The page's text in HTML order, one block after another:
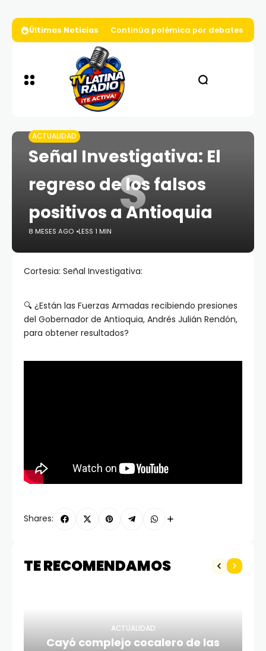
Últimas Noticias Continúa polémica por debates
S
ACTUALIDAD
Señal Investigativa: El
regreso de los falsos
positivos a Antioquia
8 MESES AGO LESS 1 MIN
Cortesia: Señal Investigativa:
🔍 ¿Están las Fuerzas Armadas recibiendo presiones
del Gobernador de Antioquia, Andrés Julián Rendón,
para obtener resultados?
Shares:
TE RECOMENDAMOS
ACTUALIDAD
Cayó complejo cocalero de las